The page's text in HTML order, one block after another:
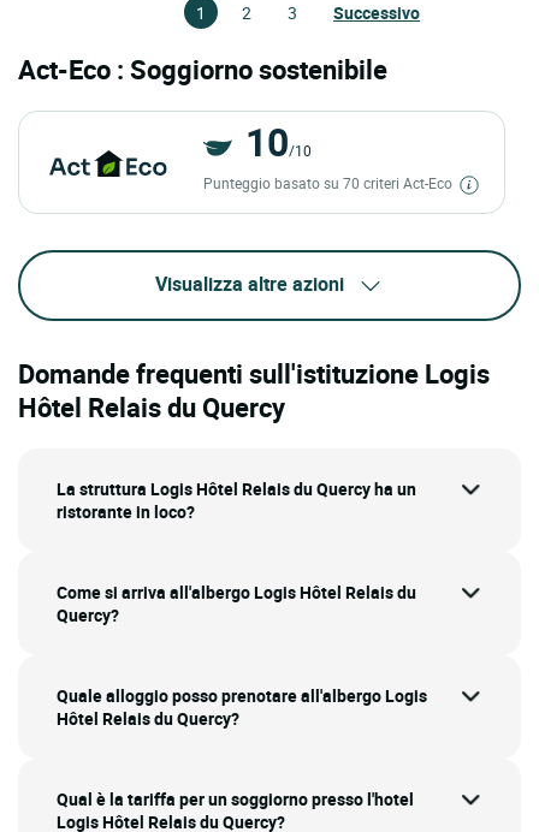
1 2 3 Successivo
Act-Eco : Soggiorno sostenibile
10/10
Punteggio basato su 70 criteri Act-Eco
Visualizza altre azioni
Domande frequenti sull'istituzione Logis
Hôtel Relais du Quercy
La struttura Logis Hôtel Relais du Quercy ha un
ristorante in loco?
Come si arriva all'albergo Logis Hôtel Relais du
Quercy?
Quale alloggio posso prenotare all'albergo Logis
Hôtel Relais du Quercy?
Qual è la tariffa per un soggiorno presso l'hotel
Logis Hôtel Relais du Quercy?